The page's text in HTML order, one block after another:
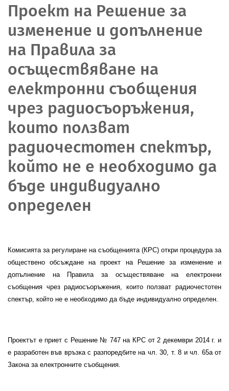
Проект на Решение за
изменение и допълнение
на Правила за
осъществяване на
електронни съобщения
чрез радиосъоръжения,
които ползват
радиочестотен спектър,
който не е необходимо да
бъде индивидуално
определен
Комисията за регулиране на съобщенията (КРС) откри процедура за
обществено обсъждане напроект на Решение за изменение и
допълнение на
Правила за осъществяване на електронни
съобщения чрез радиосъоръжения, които ползват радиочестотен
спектър, който не е необходимо да бъде индивидуално определен
Проектът е приет с Решение № 747 на КРС от 2 декември 2014 г. и
е разработен във връзка с разпоредбите на чл. 30, т. 8 и чл. 65а от
Закона за електронните съобщения